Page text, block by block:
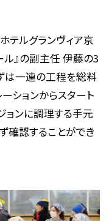
テルグランヴィア京
ル』の副主任 伊藤の3
は一連の工程を総料
ションからスタート
ョンに調理する手元
確認することができ